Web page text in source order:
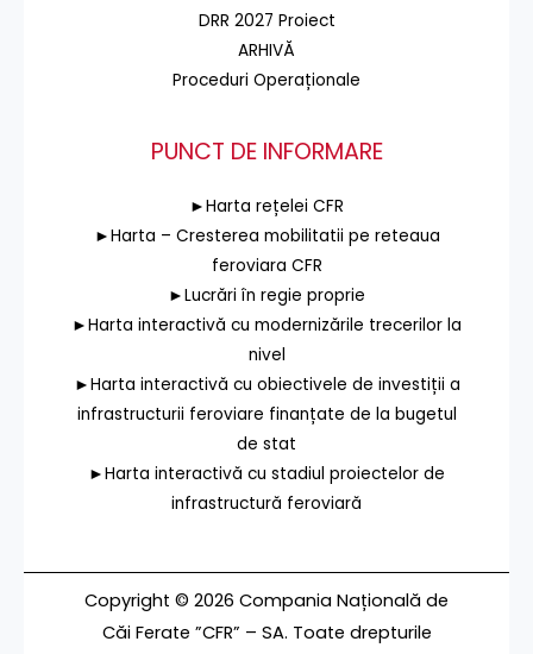
DRR 2027 Proiect
ARHIVĂ
Proceduri Operaționale
PUNCT DE INFORMARE
►Harta rețelei CFR
►Harta – Cresterea mobilitatii pe reteaua
feroviara CFR
►Lucrări în regie proprie
►Harta interactivă cu modernizările trecerilor la
nivel
►Harta interactivă cu obiectivele de investiții a
infrastructurii feroviare finanțate de la bugetul
de stat
►Harta interactivă cu stadiul proiectelor de
infrastructură feroviară
Copyright © 2026 Compania Națională de
Căi Ferate ”CFR” – SA. Toate drepturile